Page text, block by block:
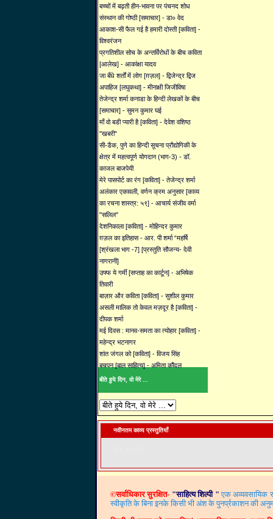
बच्चों में बढ़ती हीन-भावना पर पंचनद शोध
संस्थान की गोष्ठी [समाचार] - डा० वेद
आकाश-सी फैल गई है हमारी दोस्ती [कविता] -
विश्वरंजन
प्रगतिशील सोच के अन्तर्विरोधों के बीच कविता
[आलेख] - आकांक्षा यादव
जा बँधे शर्तों में लोग [ग़ज़ल] - द्विजेन्द्र द्विज
अपाहिज [लघुकथा] - मीनाक्षी जिजीविषा
तेजेन्द्र शर्मा कनाडा के हिन्दी लेखकों के बीच
[समाचार] - सुमन कुमार घई
माँ वो बडी प्यारी है [कविता] - देवेश वशिष्ठ
"खबरी"
सी-डैक, पुणे का हिन्दी सूचना प्रौद्योगिकी के
क्षेत्र में महत्वपूर्ण योगदान (भाग-3) - डॉ.
काजल बाजपेयी
मेरे पासपोर्ट का रंग [कविता] - तेजेन्द्र शर्मा
अलंकार एकावली, वर्णन क्रम अनुसार [काव्य
का रचना शास्त्र: ५९] - आचार्य संजीव वर्मा
"सलिल"
देशनिकाला [कविता] - मोहिन्दर कुमार
ग़ज़ल का इतिहास - आर. पी शर्मा “महर्षि
[श्रंखला भाग -7] [प्रस्तुति सौजन्य- देवी
नागरानी]
उफ्फ ये गर्मी [सप्ताह का कार्टून] - अभिषेक
तिवारी
बाज़ार और कविता [कविता] - सुशील कुमार
असली मालिक तो केवल मज़दूर है [कविता] -
दीपक शर्मा
मई दिवस : मानव-समता का त्योहार [कविता] -
महेन्द्र भटनागर
शांत जंगल को [कविता] - विजय सिंह
बचपन [बाल साहित्य] - अमिता कौंदल
बीते हुये दिन, वो मेरे ...
नवीनतम काव्य प्रस्तुतियाँ
©सर्वाधिकार सुरक्षित- "साहित्य शिल्पी " एक अव्यवसायिक
स्वीकृति के बिना इनके किसी भी अंश के पुनर्प्रकाशन की